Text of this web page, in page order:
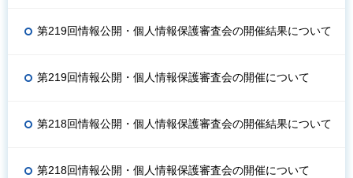
第219回情報公開・個人情報保護審査会の開催結果について
第219回情報公開・個人情報保護審査会の開催について
第218回情報公開・個人情報保護審査会の開催結果について
第218回情報公開・個人情報保護審査会の開催について